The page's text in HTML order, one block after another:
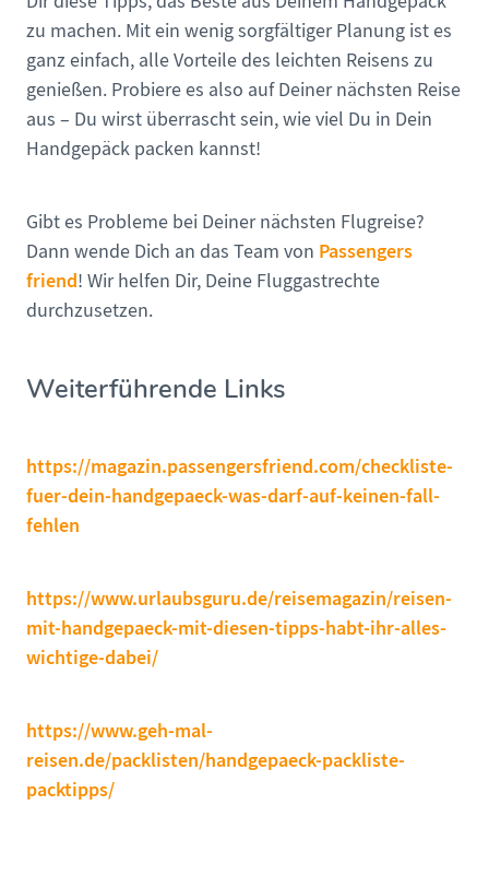
zu machen. Mit ein wenig sorgfältiger Planung ist es
ganz einfach, alle Vorteile des leichten Reisens zu
genießen. Probiere es also auf Deiner nächsten Reise
aus – Du wirst überrascht sein, wie viel Du in Dein
Handgepäck packen kannst!
Gibt es Probleme bei Deiner nächsten Flugreise?
Dann wende Dich an das Team von Passengers
friend! Wir helfen Dir, Deine Fluggastrechte
durchzusetzen.
Weiterführende Links
https://magazin.passengersfriend.com/checkliste-
fuer-dein-handgepaeck-was-darf-auf-keinen-fall-
fehlen
https://www.urlaubsguru.de/reisemagazin/reisen-
mit-handgepaeck-mit-diesen-tipps-habt-ihr-alles-
wichtige-dabei/
https://www.geh-mal-
reisen.de/packlisten/handgepaeck-packliste-
packtipps/